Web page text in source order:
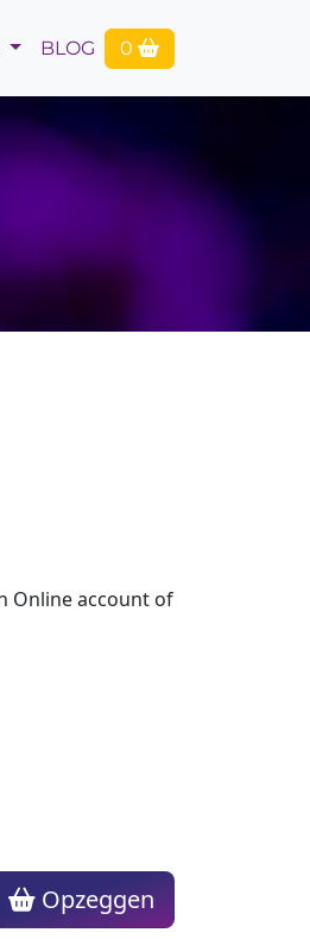
BLOG 0
Opzeggen